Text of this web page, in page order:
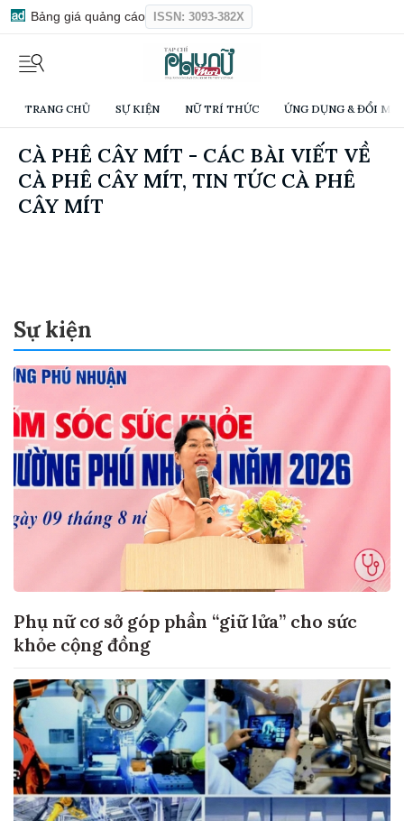
Bảng giá quảng cáo ISSN: 3093-382X
TRANG CHỦ SỰ KIỆN NỮ TRÍ THỨC ỨNG DỤNG & ĐỔI
CÀ PHÊ CÂY MÍT - CÁC BÀI VIẾT VỀ
CÀ PHÊ CÂY MÍT, TIN TỨC CÀ PHÊ
CÂY MÍT
Sự kiện
Phụ nữ cơ sở góp phần “giữ lửa” cho sức
khỏe cộng đồng